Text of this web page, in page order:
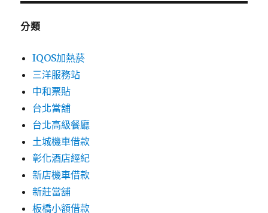
分類
IQOS加熱菸
三洋服務站
中和票貼
台北當舖
台北高級餐廳
土城機車借款
彰化酒店經紀
新店機車借款
新莊當舖
板橋小額借款